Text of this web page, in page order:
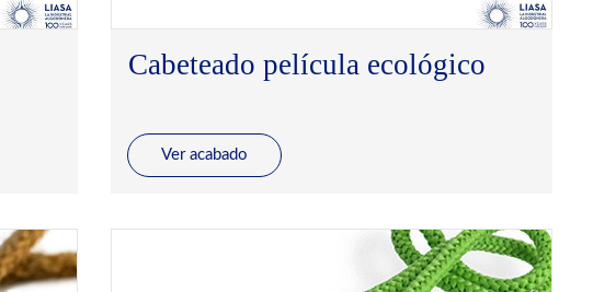
Cabeteado película ecológico
Ver acabado